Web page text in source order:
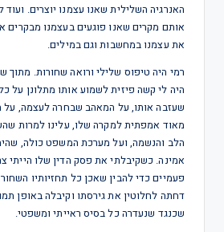
האנרגיה השלילית שאנו עצמנו יוצרים.
אותם מקרים שאנו פוגעים בעצמנו מבקרים
את עצמנו במחשבות וגם במילים.
רמי היה טיפוס שלילי ורואה שחורות. מתוך
היה לי קשה פיזית לשמוע אותו מתלונן על
שעזבה אותו, על המאהב שבחרה לעצמה, על
מאוד אמפתית למקרה שלו, עלינו למרות
הלב והנשמה, ועל מערכת המשפט כולה,
אמינה. כשקיבלתי את פסק הדין שלו הייתי
פעמיים כדי להבין שאכן כל תחזיותיו
דחתה לחלוטין את גירסתו וקיבלה באופן
שכנגד שנעדרה כל בסיס ראייתי ומשפטי.